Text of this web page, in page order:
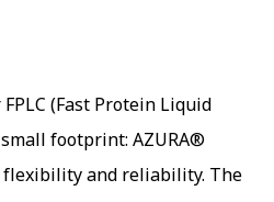
(Fast Protein Liquid
footprint: AZURA®
flexibility and reliability. The